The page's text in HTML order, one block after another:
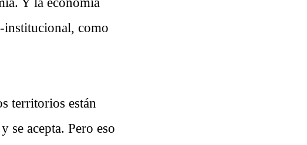
institucional, como
territorios están
se acepta. Pero eso